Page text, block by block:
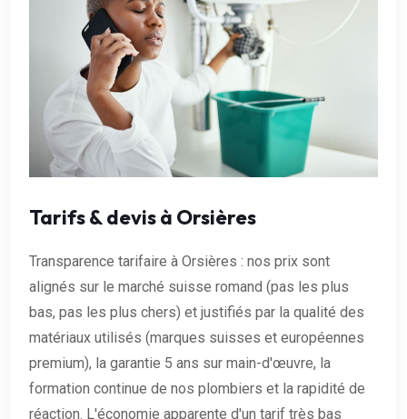
Tarifs & devis à Orsières
Transparence tarifaire à Orsières : nos prix sont
alignés sur le marché suisse romand (pas les plus
bas, pas les plus chers) et justifiés par la qualité des
matériaux utilisés (marques suisses et européennes
premium), la garantie 5 ans sur main-d'œuvre, la
formation continue de nos plombiers et la rapidité de
réaction. L'économie apparente d'un tarif très bas